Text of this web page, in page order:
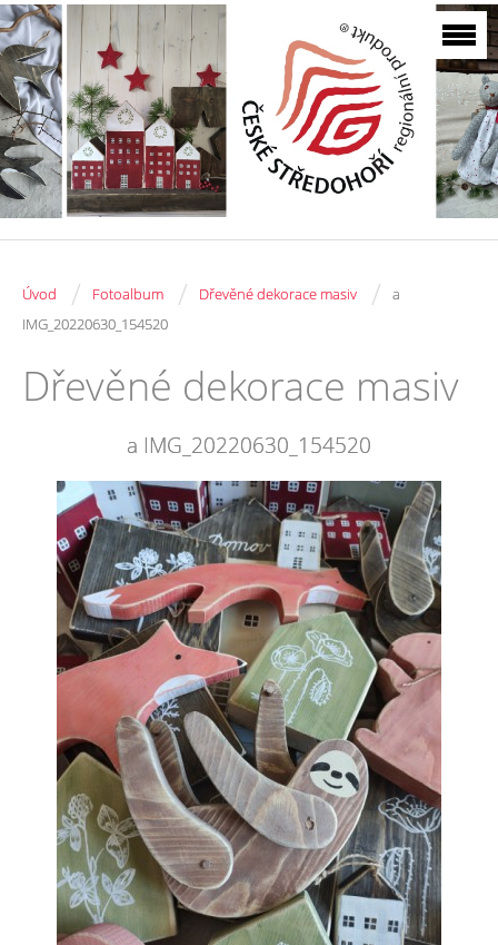
Úvod / Fotoalbum / Dřevěné dekorace masiv /
a
IMG_20220630_154520
Dřevěné dekorace masiv
a IMG_20220630_154520